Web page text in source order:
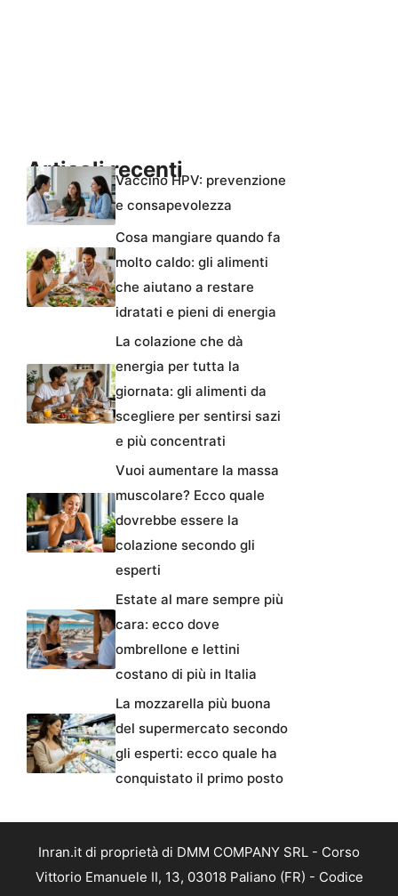
Articoli recentiVaccino HPV: prevenzione
e consapevolezza
Cosa mangiare quando fa
molto caldo: gli alimenti
che aiutano a restare
idratati e pieni di energia
La colazione che dà
energia per tutta la
giornata: gli alimenti da
scegliere per sentirsi sazi
e più concentrati
Vuoi aumentare la massa
muscolare? Ecco quale
dovrebbe essere la
colazione secondo gli
esperti
Estate al mare sempre più
cara: ecco dove
ombrellone e lettini
costano di più in Italia
La mozzarella più buona
del supermercato secondo
gli esperti: ecco quale ha
conquistato il primo posto
Inran.it di proprietà di DMM COMPANY SRL - Corso
Vittorio Emanuele II, 13, 03018 Paliano (FR) - Codice